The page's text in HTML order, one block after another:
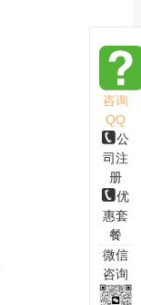
咨询
QQ
公
司注
册
优
惠套
餐
微信
咨询